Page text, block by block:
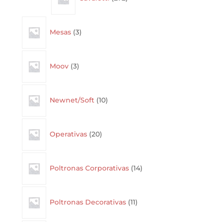
Mesas 3products
Moov 3products
Newnet/Soft 10products
Operativas 20products
Poltronas Corporativas 14products
Poltronas Decorativas 11products